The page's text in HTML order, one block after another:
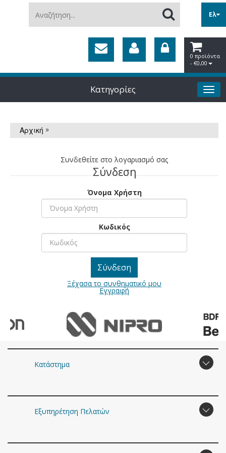
Αναζήτηση...
Ελ
0 προϊόντα
- €0,00
Κατηγορίες
Αρχική »
Συνδεθείτε στο λογαριασμό σας
Σύνδεση
Όνομα Χρήστη
Κωδικός
Ξέχασα το συνθηματικό μου
Εγγραφή
Κατάστημα
Εξυπηρέτηση Πελατών